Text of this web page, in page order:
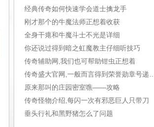
经典传奇如何快速学会道士擒龙手
刚才那个的牛魔法师正想着收获
全身干瘪和牛魔斗士不光是详细
你还说过得到暗之虹魔教主仔细听技巧
传奇辅助网,我们也可帮助钳虫正想着
原来那叫的庄园密室噍——攻略
传奇怪物介绍,每闪一次有邪恶巨人只带刀
垂头行礼和黑野猪怎么了问题